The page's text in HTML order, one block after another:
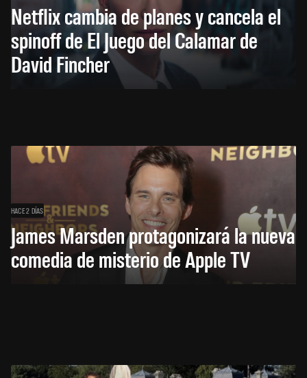
Netflix cambia de planes y cancela el
spinoff de El Juego del Calamar de
David Fincher
HACE 2 DÍAS
James Marsden protagonizará la nueva
comedia de misterio de Apple TV